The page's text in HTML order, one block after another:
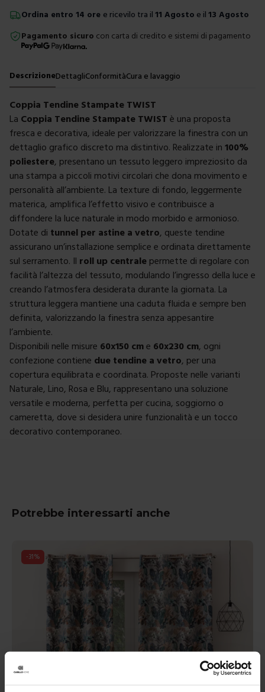
Ordina entro 14 ore e ricevilo tra il 11 Agosto e il 13 Agosto
Pagamento sicuro con carta di credito e sistemi di pagamento
DescrizioneDettagliConformitàCura e lavaggio
Coppia Tendine Stampate TWIST
La Coppia Tendine Stampate TWIST è una proposta
fresca e decorativa, ideale per valorizzare la finestra con un
dettaglio grafico discreto ma distintivo. Realizzate in 100%
poliestere, presentano un tessuto leggero impreziosito da
una stampa a piccoli motivi circolari che dona movimento e
personalità all’ambiente. La texture di fondo, leggermente
materica, amplifica l’effetto visivo e contribuisce a
diffondere la luce naturale in modo morbido e armonioso.
Dotate di tunnel per astine a vetro, queste tendine
assicurano un’installazione semplice e ordinata direttamente
sul serramento. Il roll up centrale permette di regolare con
facilità l’altezza del tessuto, modulando l’ingresso della luce e
creando l’atmosfera desiderata durante la giornata. La
struttura leggera mantiene una caduta fluida e sempre ben
definita, valorizzando la finestra senza appesantire
l’ambiente.
Disponibili nelle misure 60x150 cme 60x230 cm, ogni
confezione contiene due tendine a vetro, per una
copertura equilibrata e coordinata. Proposte nelle varianti
Naturale, Lino, Rosa e Blu, rappresentano una soluzione
versatile e moderna, perfetta per cucina, soggiorno o
cameretta, dove si desidera unire funzionalità e un tocco
decorativo contemporaneo.
Potrebbe interessarti anche
-31%